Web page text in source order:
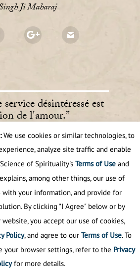
Ji Maharaj
désintéressé est
de l'amour.
Ji Maharaj
de confidentialité
We use cookies or similar technologies, to
analyze site traffic and enable
of Spirituality's Terms of Useand
among other things, our use of
with your information, and provide for
By clicking "I Agree" below or by
you accept our use of cookies,
Policy, and agree to our Terms of Use. To
your browser settings, refer to the Privacy
for more details.